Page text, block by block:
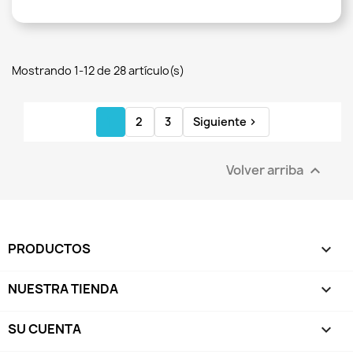
Mostrando 1-12 de 28 artículo(s)
2 3 Siguiente 
Volver arriba 
PRODUCTOS 
NUESTRA TIENDA 
SU CUENTA 